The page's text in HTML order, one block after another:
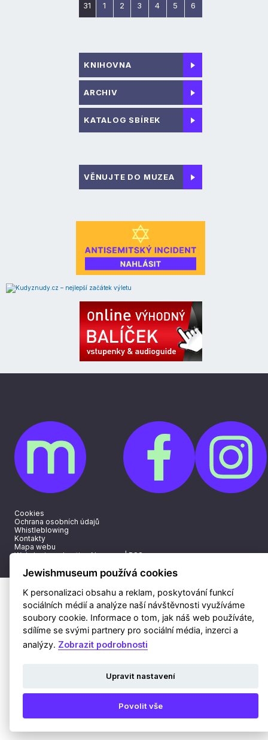
31 1 2 3 4 5 6
KNIHOVNA
ARCHIV
KATALOG SBÍREK
VĚNUJTE DO MUZEA
Cookies
Ochrana osobních údajů
Whistleblowing
Kontakty
Mapa webu
Webdesign a hosting Nux s.r.o. | RSS
Jewishmuseum používá cookies
K personalizaci obsahu a reklam, poskytování funkcí
sociálních médií a analýze naší návštěvnosti využíváme
soubory cookie. Informace o tom, jak náš web používáte,
sdílíme se svými partnery pro sociální média, inzerci a
analýzy. Zobrazit podrobnosti
Upravit nastavení
Povolit vše